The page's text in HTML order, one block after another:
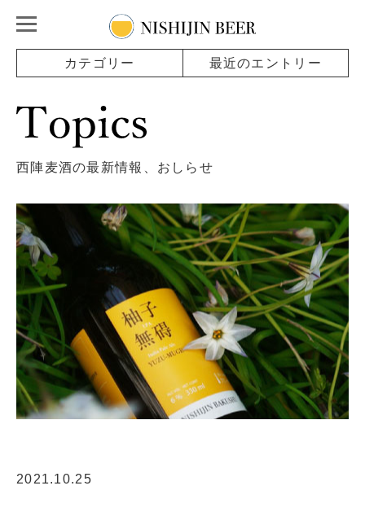
西陣麦酒の最新情報、おしらせ
カテゴリー 最近のエントリー
2021.10.25